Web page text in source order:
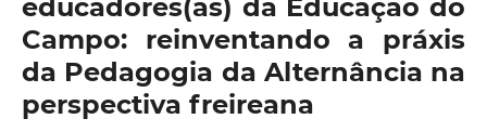
educadores(as) da Educação do
Campo: reinventando a práxis
da Pedagogia da Alternância na
perspectiva freireana